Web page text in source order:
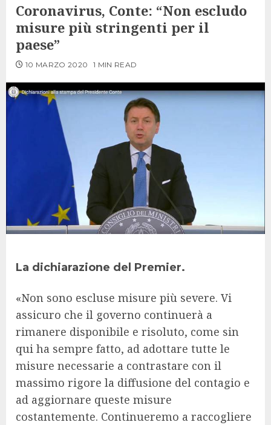
Coronavirus, Conte: “Non escludo
misure più stringenti per il
paese”
10 MARZO 2020 1 MIN READ
La dichiarazione del Premier.
«Non sono escluse misure più severe. Vi
assicuro che il governo continuerà a
rimanere disponibile e risoluto, come sin
qui ha sempre fatto, ad adottare tutte le
misure necessarie a contrastare con il
massimo rigore la diffusione del contagio e
ad aggiornare queste misure
costantemente. Continueremo a raccogliere